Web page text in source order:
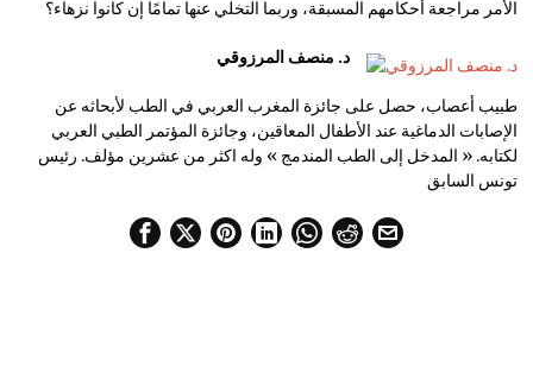
الأمر مراجعة أحكامهم المسبقة، وربما التخلي عنها تمامًا إن كانوا نزهاء؟
د. منصف المرزوقي
طبيب أعصاب، حصل على جائزة المغرب العربي في الطب لأبحاثه عن
الإصابات الدماغية عند الأطفال المعاقين، وجائزة المؤتمر الطبي العربي
لكتابه. « المدخل إلى الطب المندمج » وله اكثر من عشرين مؤلف. رئيس
تونس السابق